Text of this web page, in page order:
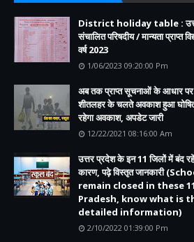
District holiday table : उत्तर
संचालित परिषदीय / मान्यता प्राप्त
वर्ष 2023
1/06/2023 09:20:00 Pm
अब तक प्राप्त सूचनाओं के आधार
शीतलहर के चलते अवकाश हुआ
रहेगा अवकाश, अपडेट जारी
12/22/2021 08:16:00 Am
उत्तर प्रदेश के इन 11 जिलों में बंद
कारण, पढ़े विस्तृत जानकारी
remain closed in these
Pradesh, know what is
detailed information)
2/10/2022 01:39:00 Pm